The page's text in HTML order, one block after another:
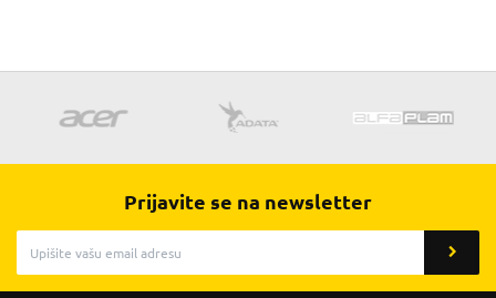
Prijavite se na newsletter